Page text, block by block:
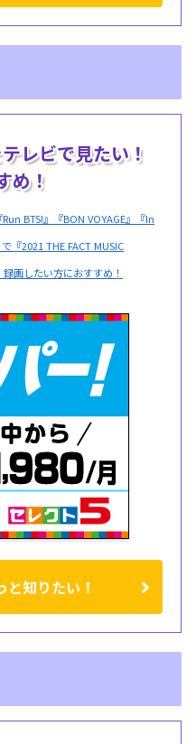
レビで見たい！
め！
BTS!』『BON VOYAGE』『In
『2021 THE FACT MUSIC
画したい方におすすめ！
知りたい！